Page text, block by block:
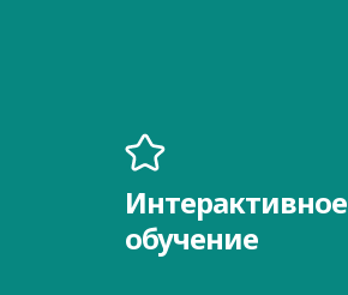
Интерактивное
обучение